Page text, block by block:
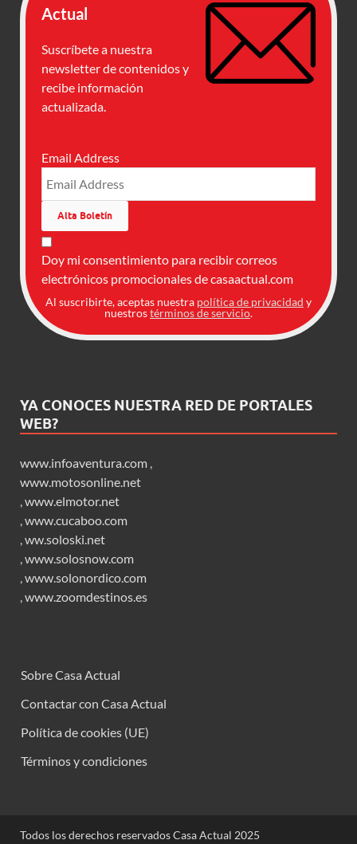
Actual
Suscríbete a nuestra
newsletter de contenidos y
recibe información
actualizada.
Email Address
Doy mi consentimiento para recibir correos
electrónicos promocionales de casaactual.com
Al suscribirte, aceptas nuestra política de privacidad y
nuestrostérminos de servicio.
YA CONOCES NUESTRA RED DE PORTALES
WEB?
www.infoaventura.com ,
www.motosonline.net
,www.elmotor.net
,www.cucaboo.com
,ww.soloski.net
,www.solosnow.com
,www.solonordico.com
,www.zoomdestinos.es
Sobre Casa Actual
Contactar con Casa Actual
Política de cookies (UE)
Términos y condiciones
Todos los derechos reservados Casa Actual 2025